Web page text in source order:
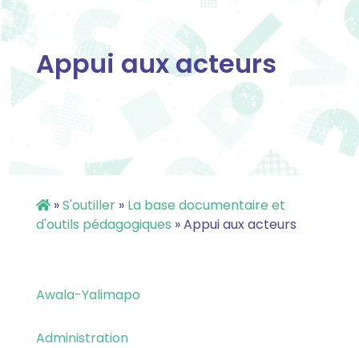
Appui aux acteurs
»S'outiller» La base documentaire et
d'outils pédagogiques »Appui aux acteurs
Awala-Yalimapo
Administration